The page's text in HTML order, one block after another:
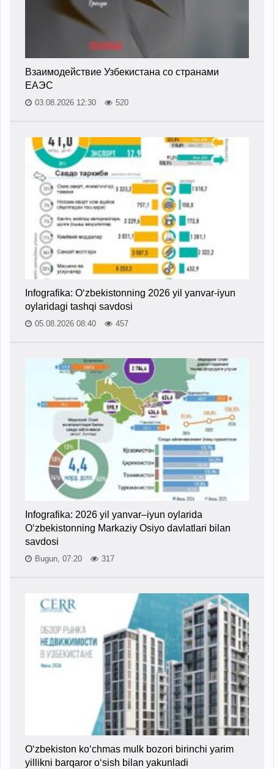
Взаимодействие Узбекистана со странами
ЕАЭС
03.08.2026 12:30 520
Infografika: O‘zbekistonning 2026 yil yanvar-iyun
oylaridagi tashqi savdosi
05.08.2026 08:40 457
Infografika: 2026 yil yanvar–iyun oylarida
O‘zbekistonning Markaziy Osiyo davlatlari bilan
savdosi
Bugun, 07:20 317
O‘zbekiston ko‘chmas mulk bozori birinchi yarim
yillikni barqaror o‘sish bilan yakunladi